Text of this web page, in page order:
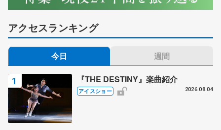
アクセスランキング
今日 週間
『THE DESTINY』楽曲紹介
アイスショー 2026.08.04